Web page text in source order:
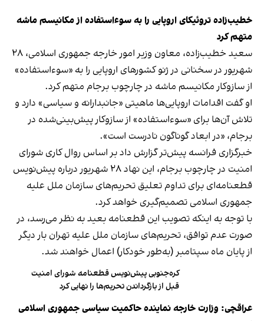
خطیب‌زاده تروئیکای اروپایی را به سو‌ءاستفاده از مکانیسم ماشه
متهم کرد
سعید خطیب‌زاده، معاون وزیر امور خارجه جمهوری اسلامی، ۲۸
شهریور در سخنانی در ژنو کشورهای اروپایی را به «سوءاستفاده»
از سازوکار مکانیسم ماشه در چارچوب برجام متهم کرد.
او گفت اقدامات اروپایی‌ها ماهیتی «جانبدارانه و سیاسی» دارد و
تلاش آن‌ها برای «سوءاستفاده» از سازوکار پیش‌بینی‌شده در
برجام، «در ابعاد گوناگون نادرست است».
خبرگزاری فرانسه پیش‌تر گزارش داد بر اساس روال کاری شورای
امنیت در چارچوب برجام، این نهاد ۲۸ شهریور درباره پیش‌نویس
قطعنامه‌ای برای تداوم تعلیق تحریم‌های سازمان ملل علیه
جمهوری اسلامی تصمیم‌گیری خواهد کرد.
با توجه به اینکه تصویب این قطعنامه بعید به نظر می‌رسد، در
صورت عدم توافق، تحریم‌های سازمان ملل علیه تهران بار دیگر
از پایان ماه سپتامبر (به‌طور خودکار) اعمال خواهند شد.
کره‌جنوبی پیش‌نویس قطعنامه شورای امنیت
قبل از بازگرداندن تحریم‌ها را نهایی کرد
عراقچی: وزارت خارجه نماینده حاکمیت سیاسی جمهوری اسلامی